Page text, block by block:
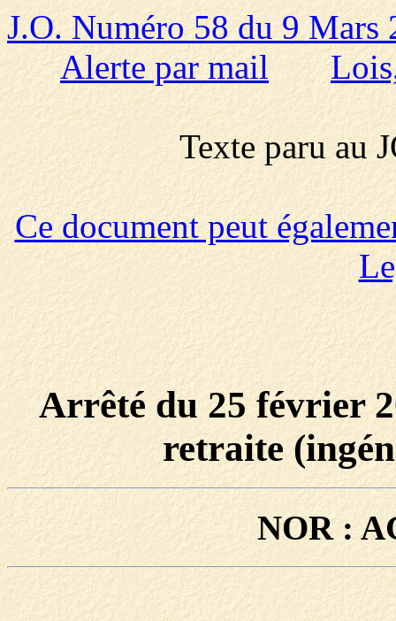
J.O. Numéro 58 du 9 Mars
Alerte par mail
Texte paru au
Ce document peut
Arrêté du 25 février
retraite
NOR :